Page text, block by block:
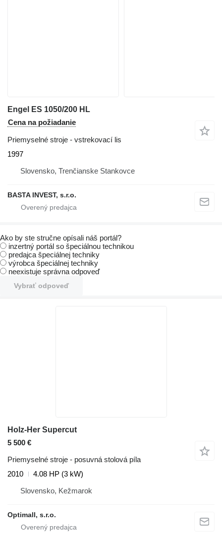
Engel ES 1050/200 HL
Cena na požiadanie
Priemyselné stroje - vstrekovací lis
1997
Slovensko, Trenčianske Stankovce
BASTA INVEST, s.r.o.
Ako by ste stručne opísali náš portál?
inzertný portál so špeciálnou technikou
predajca špeciálnej techniky
výrobca špeciálnej techniky
neexistuje správna odpoveď
Vybrať odpoveď
Holz-Her Supercut
5 500 €
Priemyselné stroje - posuvná stolová píla
2010
4.08 HP (3 kW)
Slovensko, Kežmarok
Optimall, s.r.o.